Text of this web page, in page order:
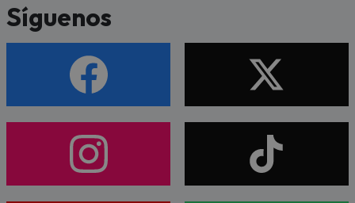
Síguenos